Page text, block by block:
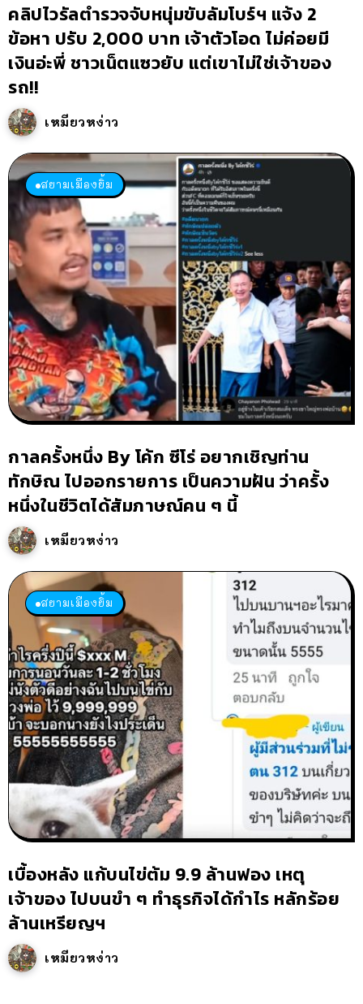
คลิปไวรัลตำรวจจับหนุ่มขับลัมโบร์ฯ แจ้ง 2
ข้อหา ปรับ 2,000 บาท เจ้าตัวโอด ไม่ค่อยมี
เงินอ่ะพี่ ชาวเน็ตแซวยับ แต่เขาไม่ใช่เจ้าของ
รถ!!
เหมียวหง่าว
สยามเมืองยิ้ม
กาลครั้งหนึ่ง By โค้ก ซีโร่ อยากเชิญท่าน
ทักษิณ ไปออกรายการ เป็นความฝัน ว่าครั้ง
หนึ่งในชีวิตได้สัมภาษณ์คน ๆ นี้
เหมียวหง่าว
สยามเมืองยิ้ม
เบื้องหลัง แก้บนไข่ต้ม 9.9 ล้านฟอง เหตุ
เจ้าของ ไปบนขำ ๆ ทำธุรกิจได้กำไร หลักร้อย
ล้านเหรียญฯ
เหมียวหง่าว